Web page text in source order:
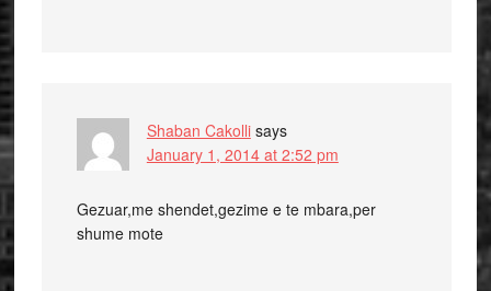
Shaban Cakolli says
January 1, 2014 at 2:52 pm
Gezuar,me shendet,gezime e te mbara,per
shume mote